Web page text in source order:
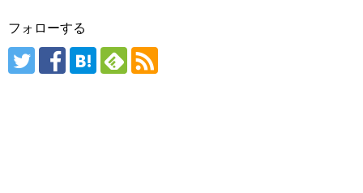
フォローする